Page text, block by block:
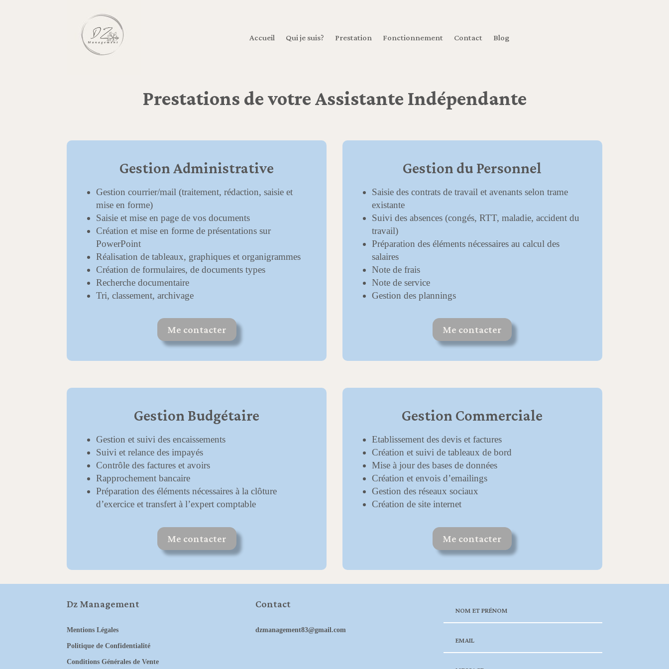
Accueil Qui je suis? Prestation Fonctionnement Contact Blog
Prestations de votre Assistante Indépendante
Gestion Administrative
Gestion courrier/mail (traitement, rédaction, saisie et
mise en forme)
Saisie et mise en page de vos documents
Création et mise en forme de présentations sur
PowerPoint
Réalisation de tableaux, graphiques et organigrammes
Création de formulaires, de documents types
Recherche documentaire
Tri, classement, archivage
Me contacter
Gestion du Personnel
Saisie des contrats de travail et avenants selon trame
existante
Suivi des absences (congés, RTT, maladie, accident du
travail)
Préparation des éléments nécessaires au calcul des
salaires
Note de frais
Note de service
Gestion des plannings
Me contacter
Gestion Budgétaire
Gestion et suivi des encaissements
Suivi et relance des impayés
Contrôle des factures et avoirs
Rapprochement bancaire
Préparation des éléments nécessaires à la clôture
d’exercice et transfert à l’expert comptable
Me contacter
Gestion Commerciale
Etablissement des devis et factures
Création et suivi de tableaux de bord
Mise à jour des bases de données
Création et envois d’emailings
Gestion des réseaux sociaux
Création de site internet
Me contacter
Dz Management
Mentions Légales
Politique de Confidentialité
Conditions Générales de Vente
Contact
dzmanagement83@gmail.com